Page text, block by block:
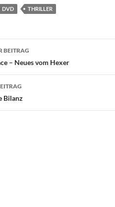
DVD THRILLER
BEITRAG
– Neues vom Hexer
Bilanz